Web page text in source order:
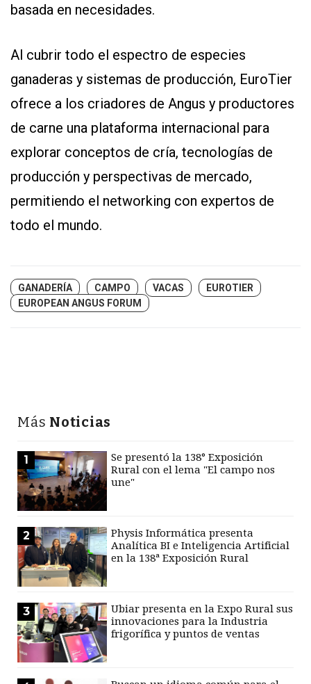
basada en necesidades.
Al cubrir todo el espectro de especies
ganaderas y sistemas de producción, EuroTier
ofrece a los criadores de Angus y productores
de carne una plataforma internacional para
explorar conceptos de cría, tecnologías de
producción y perspectivas de mercado,
permitiendo el networking con expertos de
todo el mundo.
GANADERÍA CAMPO VACAS
EUROTIER
EUROPEAN ANGUS FORUM
Más Noticias
1
Se presentó la 138° Exposición
Rural con el lema "El campo nos
une"
2
Physis Informática presenta
Analítica BI e Inteligencia Artificial
en la 138ª Exposición Rural
3
Ubiar presenta en la Expo Rural sus
innovaciones para la Industria
frigorífica y puntos de ventas